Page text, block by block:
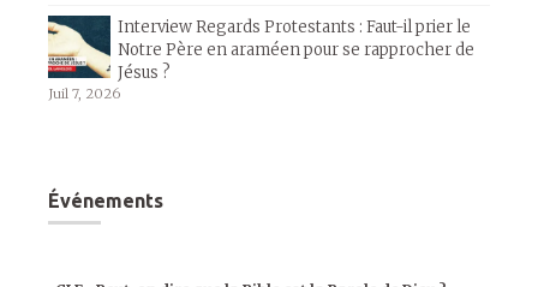
Interview Regards Protestants : Faut-il prier le
Notre Père en araméen pour se rapprocher de
Jésus ?
Juil 7, 2026
Événements